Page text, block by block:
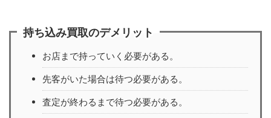
持ち込み買取のデメリット
お店まで持っていく必要がある。
先客がいた場合は待つ必要がある。
査定が終わるまで待つ必要がある。